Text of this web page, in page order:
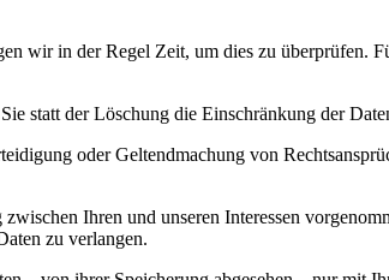
wir in der Regel Zeit, um dies zu überprüfen.
statt der Löschung die Einschränkung der
oder Geltendmachung von
Ihren und unseren Interessen
zu verlangen.